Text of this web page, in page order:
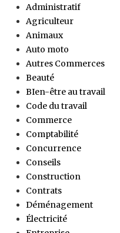
Administratif
Agriculteur
Animaux
Auto moto
Autres Commerces
Beauté
BIen-être au travail
Code du travail
Commerce
Comptabilité
Concurrence
Conseils
Construction
Contrats
Déménagement
Électricité